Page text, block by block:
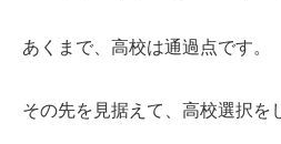
あくまで、高校は通過点です。
その先を見据えて、高校選択を